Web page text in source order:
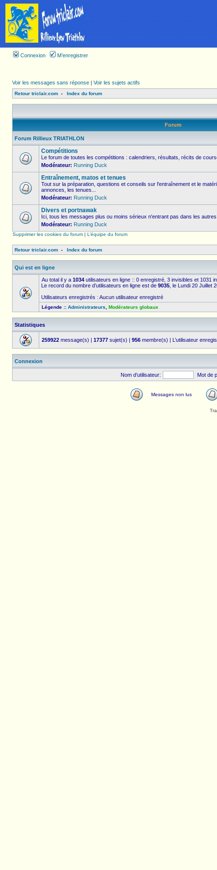
Connexion M’enregistrer
Voir les messages sans réponse | Voir les sujets actifs
Retour triclair.com - Index du forum
Forum
Forum Rillieux TRIATHLON
Compétitions
Le forum de toutes les compétitions : calendriers, résultats, récits de
Modérateur: Running Duck
Entraînement, matos et tenues
Tout sur la préparation, questions et conseils sur l'entraînement et le
annonces, les tenues...
Modérateur: Running Duck
Divers et portnawak
Ici, tous les messages plus ou moins sérieux n'entrant pas dans les
Modérateur: Running Duck
Supprimer les cookies du forum | L’équipe du forum
Retour triclair.com - Index du forum
Qui est en ligne
Au total il y a 1034 utilisateurs en ligne :: 0 enregistré, 3 invisibles et 1031
Le record du nombre d’utilisateurs en ligne est de 9035 , le Lundi 20 Juillet
Utilisateurs enregistrés : Aucun utilisateur enregistré
Légende :: Administrateurs Modérateurs globaux
Statistiques
259922 message(s) | 17377 sujet(s) | 956 membre(s) | L’utilisateur
Connexion
Nom d’utilisateur: Mot de
Messages non lus